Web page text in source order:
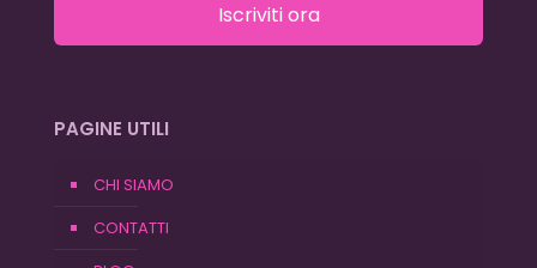
Iscriviti ora
PAGINE UTILI
CHI SIAMO
CONTATTI